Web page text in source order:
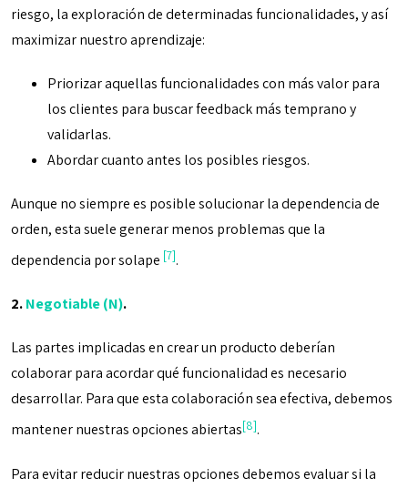
riesgo, la exploración de determinadas funcionalidades, y así
maximizar nuestro aprendizaje:
Priorizar aquellas funcionalidades con más valor para
los clientes para buscar feedback más temprano y
validarlas.
Abordar cuanto antes los posibles riesgos.
Aunque no siempre es posible solucionar la dependencia de
orden, esta suele generar menos problemas que la
dependencia por solape [7].
2.Negotiable (N).
Las partes implicadas en crear un producto deberían
colaborar para acordar qué funcionalidad es necesario
desarrollar. Para que esta colaboración sea efectiva, debemos
mantener nuestras opciones abiertas[8].
Para evitar reducir nuestras opciones debemos evaluar si la